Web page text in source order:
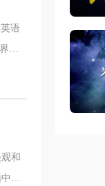
语
面
和
整